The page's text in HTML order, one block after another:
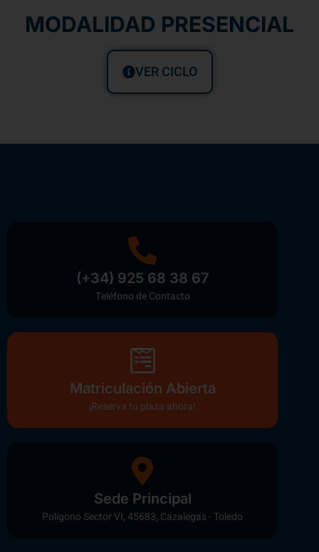
MODALIDAD PRESENCIAL
VER CICLO
(+34) 925 68 38 67
Teléfono de Contacto
Matriculación Abierta
¡Reserva tu plaza ahora!
Sede Principal
Polígono Sector VI, 45683, Cazalegas - Toledo